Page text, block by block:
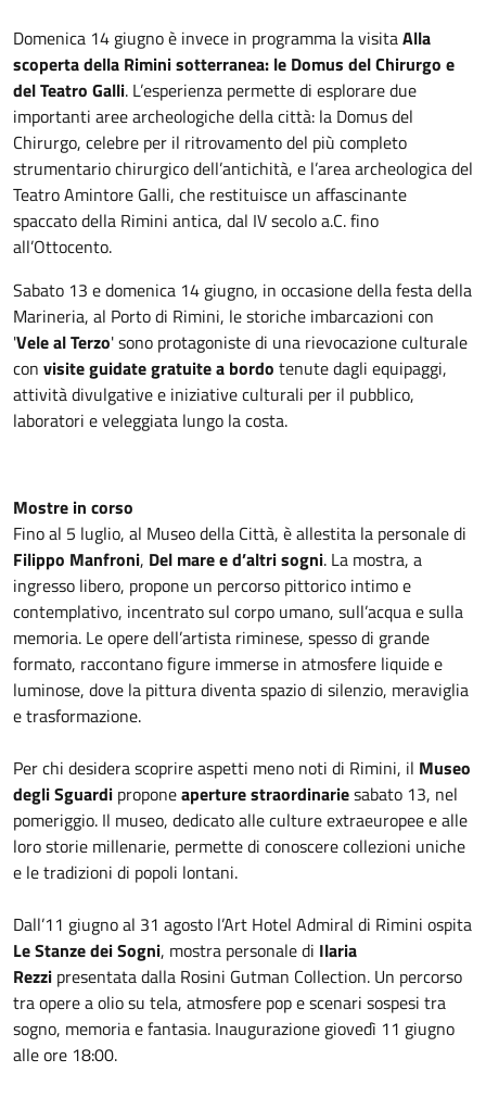
Domenica 14 giugno è invece in programma la visitaAlla
scoperta della Rimini sotterranea: le Domus del Chirurgo e
del Teatro Galli. L’esperienza permette di esplorare due
importanti aree archeologiche della città: la Domus del
Chirurgo, celebre per il ritrovamento del più completo
strumentario chirurgico dell’antichità, e l’area archeologica del
Teatro Amintore Galli, che restituisce un affascinante
spaccato della Rimini antica, dal IV secolo a.C. fino
all’Ottocento.
Sabato 13 e domenica 14 giugno, in occasione della festa della
Marineria, al Porto di Rimini, le storiche imbarcazioni con
'Vele al Terzo' sono protagoniste di una rievocazione culturale
con visite guidate gratuite a bordo tenute dagli equipaggi,
attività divulgative e iniziative culturali per il pubblico,
laboratori e veleggiata lungo la costa.
Mostre in corso
Fino al 5 luglio, al Museo della Città, è allestita la personale di
Filippo Manfroni, Del mare e d’altri sogni. La mostra, a
ingresso libero, propone un percorso pittorico intimo e
contemplativo, incentrato sul corpo umano, sull’acqua e sulla
memoria. Le opere dell’artista riminese, spesso di grande
formato, raccontano figure immerse in atmosfere liquide e
luminose, dove la pittura diventa spazio di silenzio, meraviglia
e trasformazione.
Per chi desidera scoprire aspetti meno noti di Rimini, il Museo
degli Sguardi proponeaperture straordinariesabato 13, nel
pomeriggio. Il museo, dedicato alle culture extraeuropee e alle
loro storie millenarie, permette di conoscere collezioni uniche
e le tradizioni di popoli lontani.
Dall’11 giugno al 31 agosto l’Art Hotel Admiral di Rimini ospita
Le Stanze dei Sogni, mostra personale di Ilaria
Rezzi presentata dalla Rosini Gutman Collection. Un percorso
tra opere a olio su tela, atmosfere pop e scenari sospesi tra
sogno, memoria e fantasia. Inaugurazione giovedì 11 giugno
alle ore 18:00.